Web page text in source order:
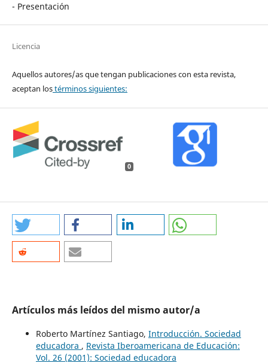
- Presentación
Licencia
Aquellos autores/as que tengan publicaciones con esta revista,
aceptan lostérminos siguientes:
0
Artículos más leídos del mismo autor/a
Roberto Martínez Santiago, Introducción. Sociedad
educadora , Revista Iberoamericana de Educación:
Vol. 26 (2001): Sociedad educadora